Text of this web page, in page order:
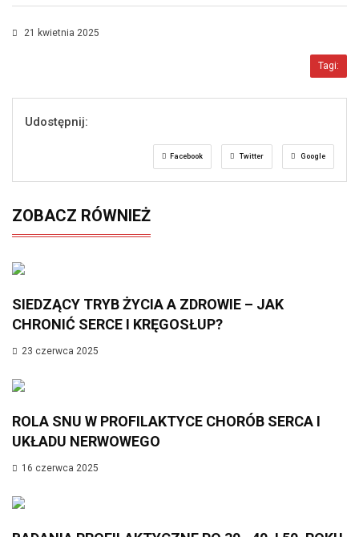
21 kwietnia 2025
Tagi:
Udostępnij:
Facebook Twitter Google
ZOBACZ RÓWNIEŻ
SIEDZĄCY TRYB ŻYCIA A ZDROWIE – JAK
CHRONIĆ SERCE I KRĘGOSŁUP?
23 czerwca 2025
ROLA SNU W PROFILAKTYCE CHORÓB SERCA I
UKŁADU NERWOWEGO
16 czerwca 2025